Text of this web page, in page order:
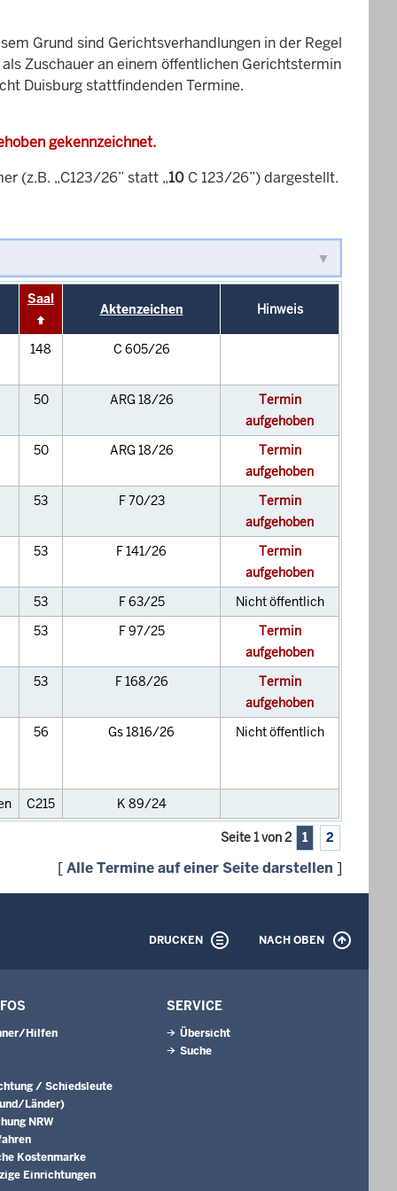
Grund sind Gerichtsverhandlungen in der Regel
Zuschauer an einem öffentlichen Gerichtstermin
Duisburg stattfindenden Termine.
gekennzeichnet.
(z.B. „C123/26” statt „10 C 123/26”) dargestellt.
Saal
Aktenzeichen Hinweis
148 C 605/26
50 ARG 18/26
Termin
aufgehoben
50
ARG 18/26
Termin
aufgehoben
53
F 70/23
Termin
aufgehoben
53
F 141/26
Termin
aufgehoben
53
F 63/25
Nicht öffentlich
53
F 97/25
Termin
aufgehoben
53
F 168/26
Termin
aufgehoben
56
Gs 1816/26 Nicht öffentlich
C215 K 89/24
Seite 1 von 2 1 2
[Alle Termine auf einer Seite darstellen ]
DRUCKEN NACH OBEN
Hilfen
/ Schiedsleute
Länder)
NRW
Kostenmarke
Einrichtungen
SERVICE
Übersicht
Suche